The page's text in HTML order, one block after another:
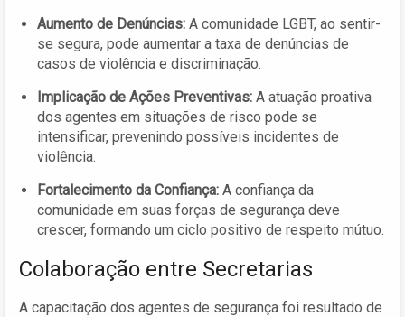
Aumento de Denúncias: A comunidade LGBT, ao sentir-
se segura, pode aumentar a taxa de denúncias de
casos de violência e discriminação.
Implicação de Ações Preventivas: A atuação proativa
dos agentes em situações de risco pode se
intensificar, prevenindo possíveis incidentes de
violência.
Fortalecimento da Confiança: A confiança da
comunidade em suas forças de segurança deve
crescer, formando um ciclo positivo de respeito mútuo.
Colaboração entre Secretarias
A capacitação dos agentes de segurança foi resultado de